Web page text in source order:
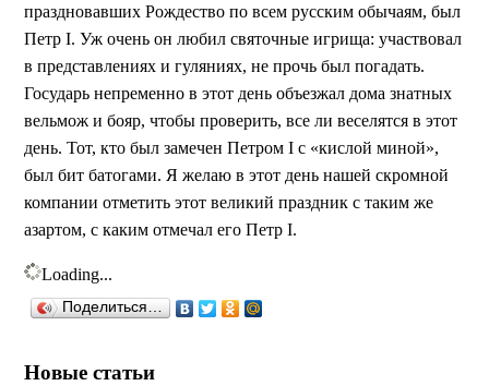
праздновавших Рождество по всем русским обычаям, был
Петр I. Уж очень он любил святочные игрища: участвовал
в представлениях и гуляниях, не прочь был погадать.
Государь непременно в этот день объезжал дома знатных
вельмож и бояр, чтобы проверить, все ли веселятся в этот
день. Тот, кто был замечен Петром I с «кислой миной»,
был бит батогами. Я желаю в этот день нашей скромной
компании отметить этот великий праздник с таким же
азартом, с каким отмечал его Петр I.
Loading...
Поделиться…
Новые статьи